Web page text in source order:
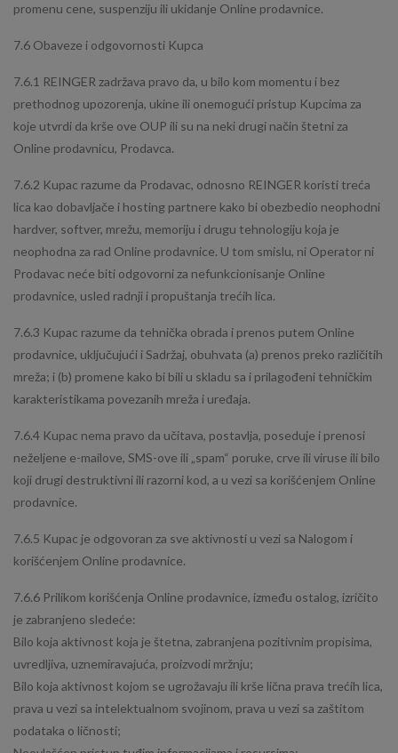
promenu cene, suspenziju ili ukidanje Online prodavnice.
7.6 Obaveze i odgovornosti Kupca
7.6.1 REINGER zadržava pravo da, u bilo kom momentu i bez
prethodnog upozorenja, ukine ili onemogući pristup Kupcima za
koje utvrdi da krše ove OUP ili su na neki drugi način štetni za
Online prodavnicu, Prodavca.
7.6.2 Kupac razume da Prodavac, odnosno REINGER koristi treća
lica kao dobavljače i hosting partnere kako bi obezbedio neophodni
hardver, softver, mrežu, memoriju i drugu tehnologiju koja je
neophodna za rad Online prodavnice. U tom smislu, ni Operator ni
Prodavac neće biti odgovorni za nefunkcionisanje Online
prodavnice, usled radnji i propuštanja trećih lica.
7.6.3 Kupac razume da tehnička obrada i prenos putem Online
prodavnice, uključujući i Sadržaj, obuhvata (a) prenos preko različitih
mreža; i (b) promene kako bi bili u skladu sa i prilagođeni tehničkim
karakteristikama povezanih mreža i uređaja.
7.6.4 Kupac nema pravo da učitava, postavlja, poseduje i prenosi
neželjene e-mailove, SMS-ove ili „spam“ poruke, crve ili viruse ili bilo
koji drugi destruktivni ili razorni kod, a u vezi sa korišćenjem Online
prodavnice.
7.6.5 Kupac je odgovoran za sve aktivnosti u vezi sa Nalogom i
korišćenjem Online prodavnice.
7.6.6 Prilikom korišćenja Online prodavnice, između ostalog, izričito
je zabranjeno sledeće:
Bilo koja aktivnost koja je štetna, zabranjena pozitivnim propisima,
uvredljiva, uznemiravajuća, proizvodi mržnju;
Bilo koja aktivnost kojom se ugrožavaju ili krše lična prava trećih lica,
prava u vezi sa intelektualnom svojinom, prava u vezi sa zaštitom
podataka o ličnosti;